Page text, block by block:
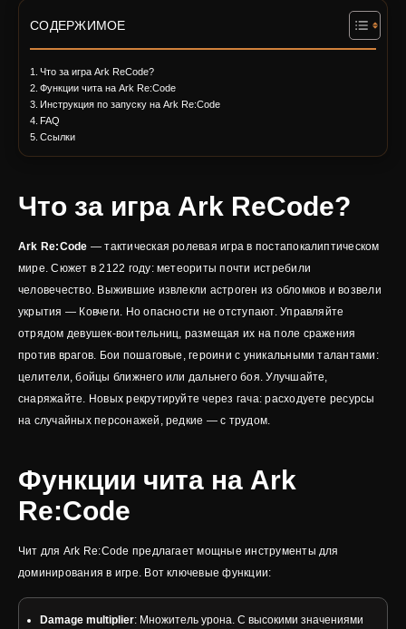
СОДЕРЖИМОЕ
Что за игра Ark ReCode?
Функции чита на Ark Re:Code
Инструкция по запуску на Ark Re:Code
FAQ
Ссылки
Что за игра Ark ReCode?
Ark Re:Code — тактическая ролевая игра в постапокалиптическом
мире. Сюжет в 2122 году: метеориты почти истребили
человечество. Выжившие извлекли астроген из обломков и возвели
укрытия — Ковчеги. Но опасности не отступают. Управляйте
отрядом девушек-воительниц, размещая их на поле сражения
против врагов. Бои пошаговые, героини с уникальными талантами:
целители, бойцы ближнего или дальнего боя. Улучшайте,
снаряжайте. Новых рекрутируйте через гача: расходуете ресурсы
на случайных персонажей, редкие — с трудом.
Функции чита на Ark
Re:Code
Чит для Ark Re:Code предлагает мощные инструменты для
доминирования в игре. Вот ключевые функции:
Damage multiplier: Множитель урона. С высокими значениями